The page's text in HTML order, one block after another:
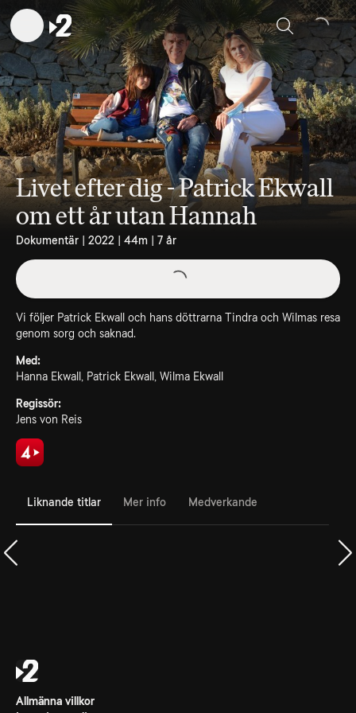
Sök
Livet efter dig - Patrick Ekwall
om ett år utan Hannah
Dokumentär | 2022 | 44m | 7 år
Vi följer Patrick Ekwall och hans döttrarna Tindra och Wilmas resa
genom sorg och saknad.
Med:
Hanna Ekwall, Patrick Ekwall, Wilma Ekwall
Regissör:
Jens von Reis
Liknande titlar Mer info Medverkande
Allmänna villkor